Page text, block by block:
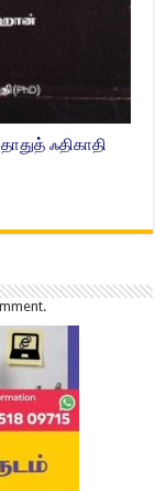
ஃதிகாதி